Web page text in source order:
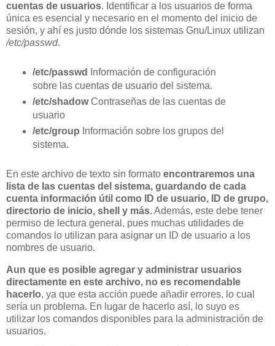
cuentas de usuarios. Identificar a los usuarios de forma
única es esencial y necesario en el momento del inicio de
sesión, y ahí es justo dónde los sistemas Gnu/Linux utilizan
/etc/passwd.
/etc/passwd
Información de configuración
sobre las cuentas de usuario del sistema.
/etc/shadowContraseñas de las cuentas de
usuario
/etc/group Información sobre los grupos del
sistema.
En este archivo de texto sin formato encontraremos una
lista de las cuentas del sistema, guardando de cada
cuenta información útil como ID de usuario, ID de grupo,
directorio de inicio, shell y más. Además, este debe tener
permiso de lectura general, pues muchas utilidades de
comandos lo utilizan para asignar un ID de usuario a los
nombres de usuario.
Aun que es posible agregar y administrar usuarios
directamente en este archivo, no es recomendable
hacerlo, ya que esta acción puede añadir errores, lo cual
sería un problema. En lugar de hacerlo así, lo suyo es
utilizar los comandos disponibles para la administración de
usuarios.